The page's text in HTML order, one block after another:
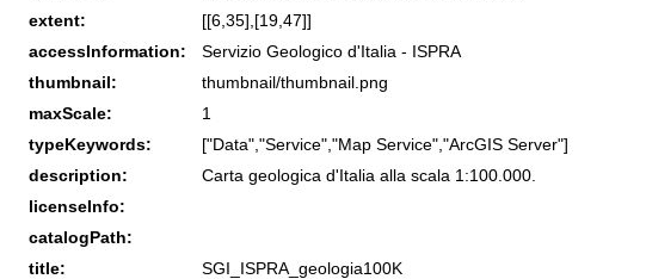
extent:
[[6,35],[19,47]]
accessInformation:
Servizio Geologico d'Italia - ISPRA
thumbnail:
thumbnail/thumbnail.png
maxScale:
1
typeKeywords:
["Data","Service","Map Service","ArcGIS Server"]
description:
Carta geologica d'Italia alla scala 1:100.000.
licenseInfo:
catalogPath:
title:
SGI_ISPRA_geologia100K